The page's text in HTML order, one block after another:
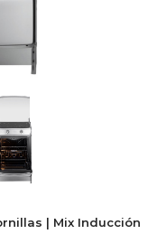
| Mix Inducción